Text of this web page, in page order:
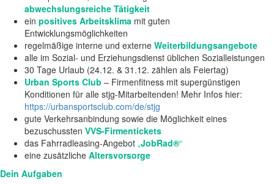
abwechslungsreiche Tätigkeit
ein positives Arbeitsklima mit guten
Entwicklungsmöglichkeiten
regelmäßige interne und externe Weiterbildungsangebote
alle im Sozial- und Erziehungsdienst üblichen Sozialleistungen
30 Tage Urlaub (24.12. & 31.12. zählen als Feiertag)
Urban Sports Club – Firmenfitness mit supergünstigen
Konditionen für alle stjg-Mitarbeitenden! Mehr Infos hier:
https://urbansportsclub.com/de/stjg
gute Verkehrsanbindung sowie die Möglichkeit eines
bezuschussten VVS-Firmentickets
das Fahrradleasing-Angebot „JobRad®“
eine zusätzliche Altersvorsorge
Dein Aufgaben